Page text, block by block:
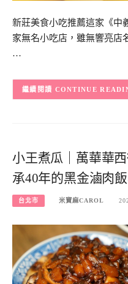
新莊美食小吃推薦這家《中
家無名小吃店，雖無響亮店
…
CONTINUE
小王煮瓜｜萬華華
承40年的黑金滷肉
台北市 米寶麻CAROL